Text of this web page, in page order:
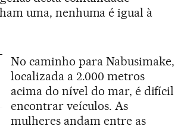
uma, nenhuma é igual à
No caminho para Nabusimake,
localizada a 2.000 metros
acima do nível do mar, é difícil
encontrar veículos. As
mulheres andam entre as